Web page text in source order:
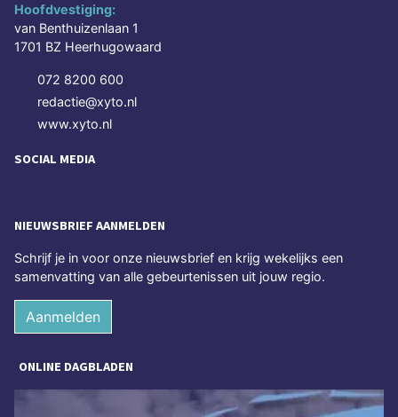
Hoofdvestiging:
van Benthuizenlaan 1
1701 BZ Heerhugowaard
072 8200 600
redactie@xyto.nl
www.xyto.nl
SOCIAL MEDIA
NIEUWSBRIEF AANMELDEN
Schrijf je in voor onze nieuwsbrief en krijg wekelijks een
samenvatting van alle gebeurtenissen uit jouw regio.
Aanmelden
ONLINE DAGBLADEN